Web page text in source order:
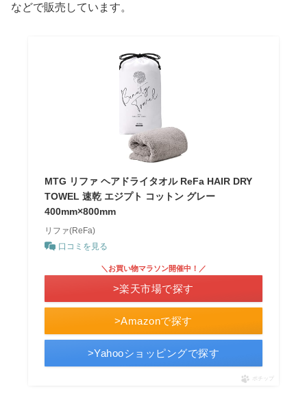
などで販売しています。
MTG リファ ヘアドライタオル ReFa HAIR DRY
TOWEL 速乾 エジプト コットン グレー
400mm×800mm
リファ(ReFa)
口コミを見る
>Amazonで探す
＼お買い物マラソン開催中！／
>楽天市場で探す
>Yahooショッピングで探す
ポチップ